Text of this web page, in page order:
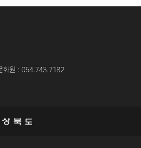
화원 : 054.743.7182